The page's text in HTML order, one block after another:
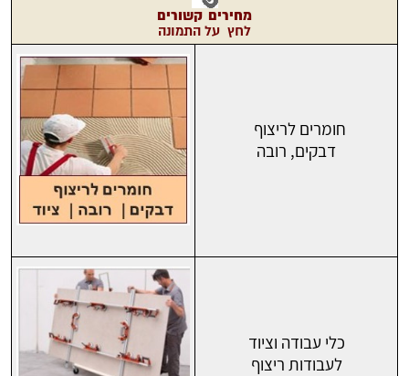
מחירים קשורים
לחץ על התמונה
חומרים לריצוף
דבקים, רובה
כלי עבודה וציוד
לעבודות ריצוף